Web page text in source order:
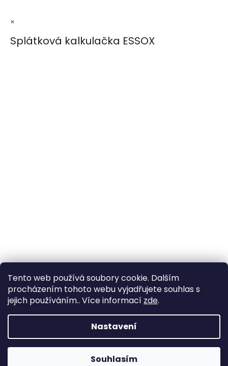
Tento web používá soubory cookie. Dalším
procházením tohoto webu vyjadřujete souhlas s
jejich používáním.. Více informací zde.
Nastavení
Souhlasím
×
Splátková kalkulačka ESSOX